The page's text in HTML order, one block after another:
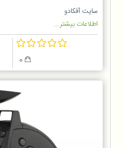
سایت آفکادو
اطلاعات بیشتر...